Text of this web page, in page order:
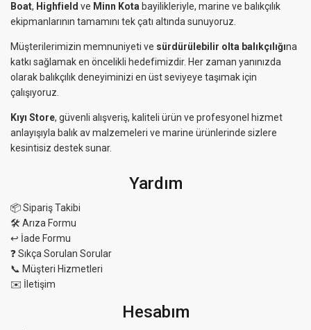
Boat, Highfield ve Minn Kota bayilikleriyle, marine ve balıkçılık
ekipmanlarının tamamını tek çatı altında sunuyoruz.
Müşterilerimizin memnuniyeti ve sürdürülebilir olta balıkçılığına
katkı sağlamak en öncelikli hedefimizdir. Her zaman yanınızda
olarak balıkçılık deneyiminizi en üst seviyeye taşımak için
çalışıyoruz.
Kıyı Store, güvenli alışveriş, kaliteli ürün ve profesyonel hizmet
anlayışıyla balık av malzemeleri ve marine ürünlerinde sizlere
kesintisiz destek sunar.
Yardım
📦 Sipariş Takibi
🛠 Arıza Formu
↩️ İade Formu
❓ Sıkça Sorulan Sorular
📞 Müşteri Hizmetleri
✉️ İletişim
Hesabım